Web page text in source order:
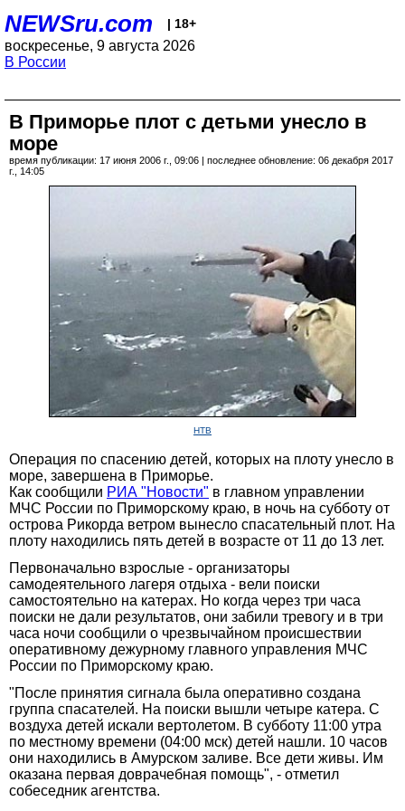
NEWSru.com | 18+
воскресенье, 9 августа 2026
В России
В Приморье плот с детьми унесло в
море
время публикации: 17 июня 2006 г., 09:06 | последнее обновление: 06 декабря 2017
г., 14:05
НТВ
Операция по спасению детей, которых на плоту унесло в
море, завершена в Приморье.
Как сообщили РИА "Новости" в главном управлении
МЧС России по Приморскому краю, в ночь на субботу от
острова Рикорда ветром вынесло спасательный плот. На
плоту находились пять детей в возрасте от 11 до 13 лет.
Первоначально взрослые - организаторы
самодеятельного лагеря отдыха - вели поиски
самостоятельно на катерах. Но когда через три часа
поиски не дали результатов, они забили тревогу и в три
часа ночи сообщили о чрезвычайном происшествии
оперативному дежурному главного управления МЧС
России по Приморскому краю.
"После принятия сигнала была оперативно создана
группа спасателей. На поиски вышли четыре катера. С
воздуха детей искали вертолетом. В субботу 11:00 утра
по местному времени (04:00 мск) детей нашли. 10 часов
они находились в Амурском заливе. Все дети живы. Им
оказана первая доврачебная помощь", - отметил
собеседник агентства.